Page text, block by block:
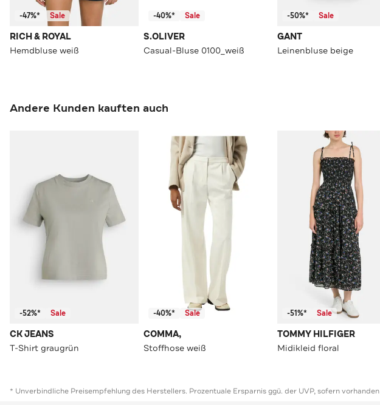
-47%* Sale
RICH & ROYAL
Hemdbluse weiß
-40%* Sale
S.OLIVER
Casual-Bluse 0100_weiß
-50%* Sale
GANT
Leinenbluse beige
Andere Kunden kauften auch
-52%* Sale
CK JEANS
T-Shirt graugrün
-40%* Sale
COMMA,
Stoffhose weiß
-51%* Sale
TOMMY HILFIGER
Midikleid floral
* Unverbindliche Preisempfehlung des Herstellers. Prozentuale Ersparnis ggü. der UVP, sofern vorhanden